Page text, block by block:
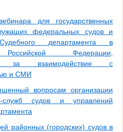
для государственных
федеральных судов и
департамента в
Федерации,
за взаимодействие с
и СМИ
вопросам организации
служб судов и управлений
районных (городских) судов в